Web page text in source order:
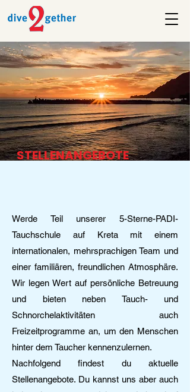
STELLENANGEBOTE
Werde Teil unserer 5-Sterne-PADI-
Tauchschule auf Kreta mit einem
internationalen, mehrsprachigen Team und
einer familiären, freundlichen Atmosphäre.
Wir legen Wert auf persönliche Betreuung
und bieten neben Tauch- und
Schnorchelaktivitäten auch
Freizeitprogramme an, um den Menschen
hinter dem Taucher kennenzulernen.
Nachfolgend findest du aktuelle
Stellenangebote. Du kannst uns aber auch